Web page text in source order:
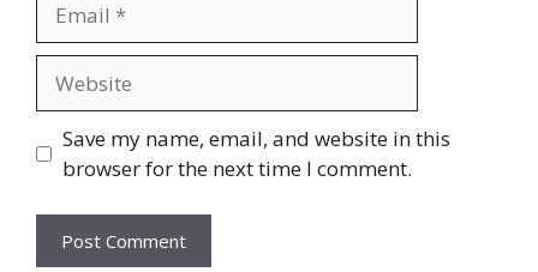
Save my name, email, and website in this
browser for the next time I comment.